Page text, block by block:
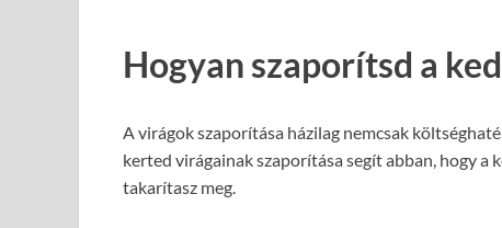
Hogyan szaporítsd a
A virágok szaporítása házilag nemcsak
kerted virágainak szaporítása segít abban, hogy
takarítasz meg.